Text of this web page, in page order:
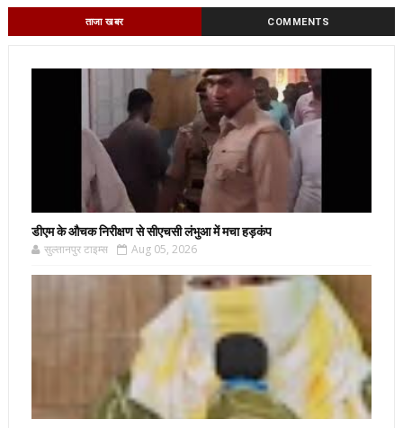
ताजा खबर COMMENTS
डीएम के औचक निरीक्षण से सीएचसी लंभुआ में मचा हड़कंप
सुल्तानपुर टाइम्स Aug 05, 2026